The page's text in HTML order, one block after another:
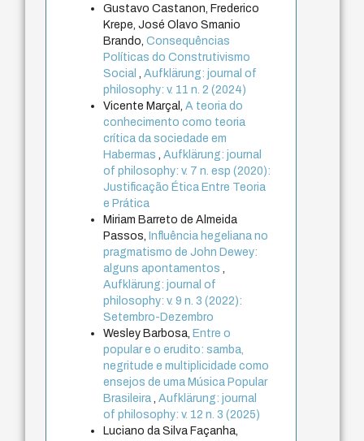
Gustavo Castanon, Frederico
Krepe, José Olavo Smanio
Brando,Consequências
Políticas do Construtivismo
Social,Aufklärung: journal of
philosophy: v. 11 n. 2 (2024)
Vicente Marçal,A teoria do
conhecimento como teoria
crítica da sociedade em
Habermas,Aufklärung: journal
of philosophy: v. 7 n. esp (2020):
Justificação Ética Entre Teoria
e Prática
Miriam Barreto de Almeida
Passos, Influência hegeliana no
pragmatismo de John Dewey:
alguns apontamentos,
Aufklärung: journal of
philosophy: v. 9 n. 3 (2022):
Setembro-Dezembro
Wesley Barbosa, Entre o
popular e o erudito: samba,
negritude e multiplicidade como
ensejos de uma Música Popular
Brasileira,Aufklärung: journal
of philosophy: v. 12 n. 3 (2025)
Luciano da Silva Façanha,